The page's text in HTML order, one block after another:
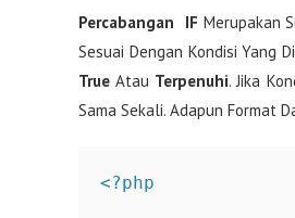
Percabangan IF Merupakan
Sesuai Dengan Kondisi Yang
TrueAtau Terpenuhi. Jika
Sama Sekali. Adapun Format
<?php